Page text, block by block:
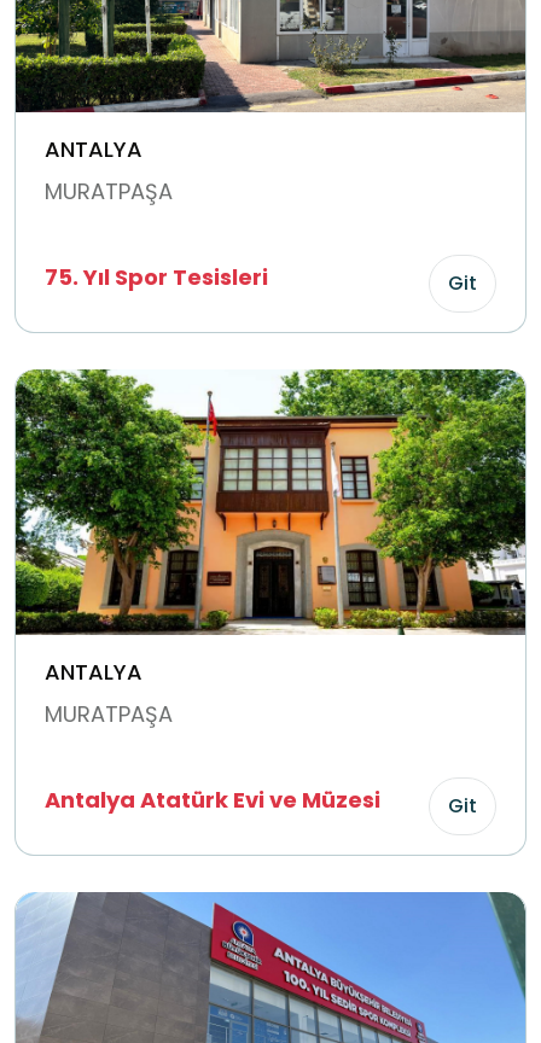
ANTALYA
MURATPAŞA
75. Yıl Spor Tesisleri Git
ANTALYA
MURATPAŞA
Antalya Atatürk Evi ve Müzesi Git